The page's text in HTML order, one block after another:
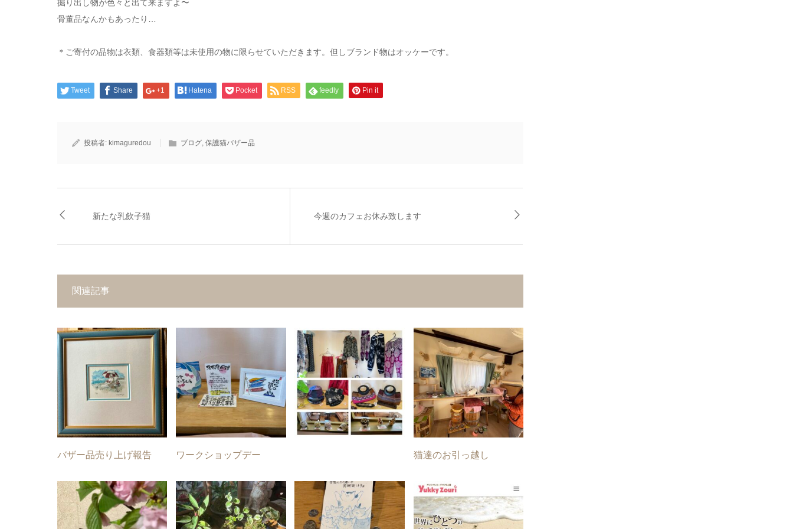
掘り出し物が色々と出て来ますよ〜
骨董品なんかもあったり…
＊ご寄付の品物は衣類、食器類等は未使用の物に限らせていただきます。但しブランド物はオッケーです。
Tweet Share +1 Hatena Pocket RSS feedly Pin it
投稿者: kimaguredou ブログ 保護猫バザー品
新たな乳飲子猫 今週のカフェお休み致します
関連記事
バザー品売り上げ報告 ワークショップデー 猫達のお引っ越し